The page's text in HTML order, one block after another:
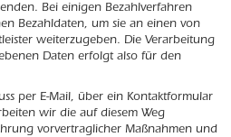
Bei einigen Bezahlverfahren
Bezahldaten, um sie an einen von
weiterzugeben. Die Verarbeitung
Daten erfolgt also für den
per E-Mail, über ein Kontaktformular
wir die auf diesem Weg
vorvertraglicher Maßnahmen und